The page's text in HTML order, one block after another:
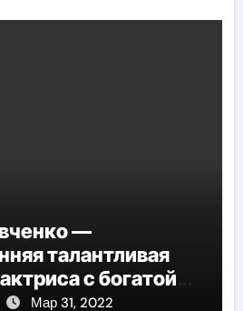
—
талантливая
с богатой
успешной
Мар 31, 2022